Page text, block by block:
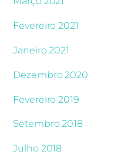
Fevereiro 2021
Janeiro 2021
Dezembro 2020
Fevereiro 2019
Setembro 2018
Julho 2018